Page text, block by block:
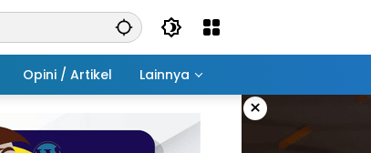
Opini / Artikel Lainnya
×